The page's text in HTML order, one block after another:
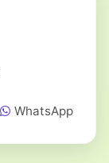
WhatsApp